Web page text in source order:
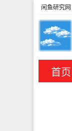
闲鱼研究网
首页